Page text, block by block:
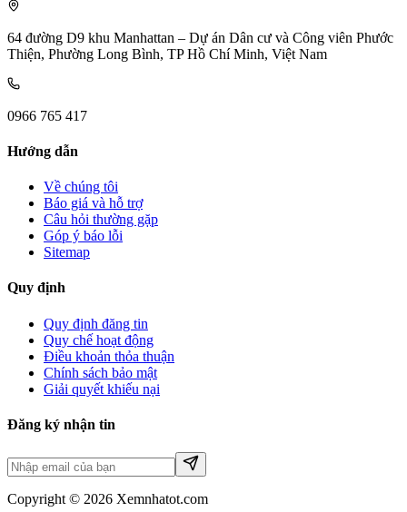
64 đường D9 khu Manhattan – Dự án Dân cư và Công viên Phước
Thiện, Phường Long Bình, TP Hồ Chí Minh, Việt Nam
0966 765 417
Hướng dẫn
Về chúng tôi
Báo giá và hỗ trợ
Câu hỏi thường gặp
Góp ý báo lỗi
Sitemap
Quy định
Quy định đăng tin
Quy chế hoạt động
Điều khoản thỏa thuận
Chính sách bảo mật
Giải quyết khiếu nại
Đăng ký nhận tin
Copyright © 2026 Xemnhatot.com